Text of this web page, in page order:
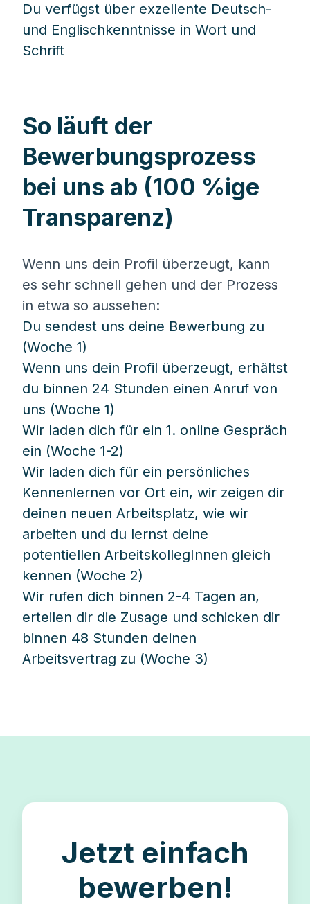
Du verfügst über exzellente Deutsch-
und Englischkenntnisse in Wort und
Schrift
So läuft der
Bewerbungsprozess
bei uns ab (100 %ige
Transparenz)
Wenn uns dein Profil überzeugt, kann
es sehr schnell gehen und der Prozess
in etwa so aussehen:
Du sendest uns deine Bewerbung zu
(Woche 1)
Wenn uns dein Profil überzeugt, erhältst
du binnen 24 Stunden einen Anruf von
uns (Woche 1)
Wir laden dich für ein 1. online Gespräch
ein (Woche 1-2)
Wir laden dich für ein persönliches
Kennenlernen vor Ort ein, wir zeigen dir
deinen neuen Arbeitsplatz, wie wir
arbeiten und du lernst deine
potentiellen ArbeitskollegInnen gleich
kennen (Woche 2)
Wir rufen dich binnen 2-4 Tagen an,
erteilen dir die Zusage und schicken dir
binnen 48 Stunden deinen
Arbeitsvertrag zu (Woche 3)
Jetzt einfach
bewerben!